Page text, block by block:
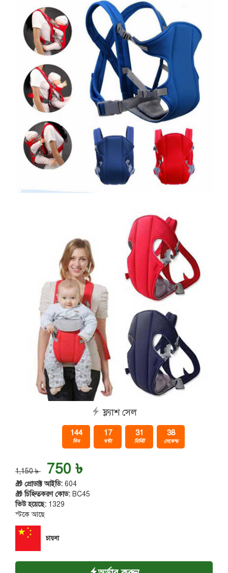
ফ্ল্যাশ সেল
144
দিন
17
ঘন্টা
31
মিনিট
37
সেকেন্ড
1,150 ৳ 750 ৳
🎁 প্রোডাক্ট আইডি: 604
🎁 চিহ্নিতকরণ কোড: BC45
ভিউ হয়েছে: 1329
স্টকে আছে
চায়না